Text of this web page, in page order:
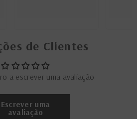
de Clientes
a escrever uma avaliação
Escrever uma
avaliação